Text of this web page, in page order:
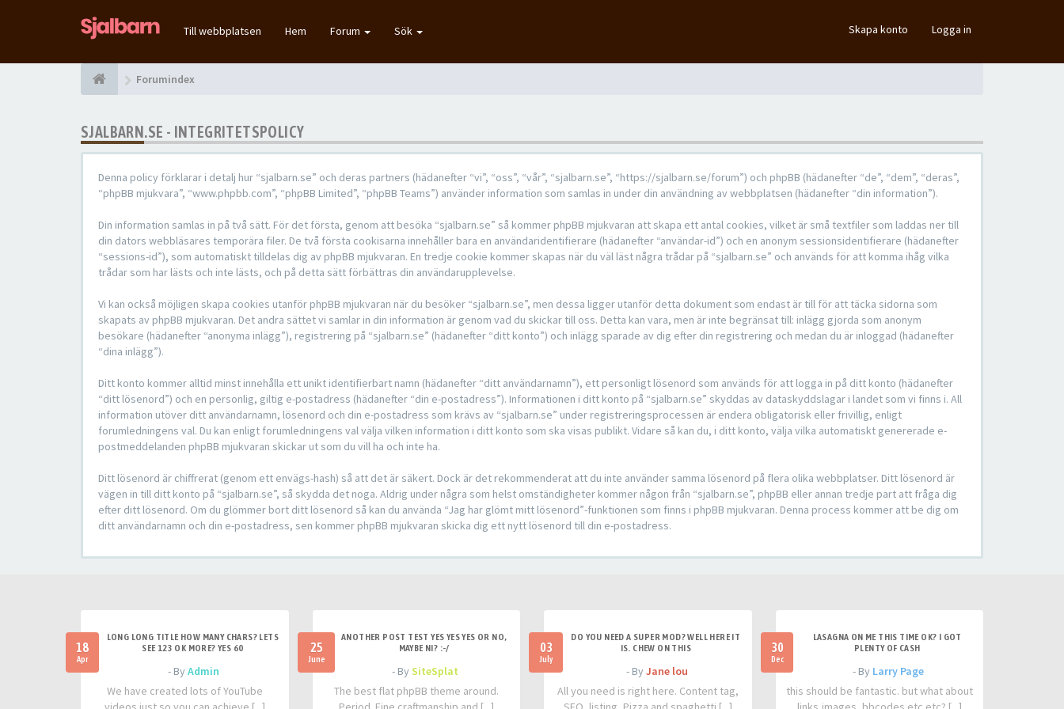
Till webbplatsen Hem Forum Sök Skapa konto Logga in
Forumindex
SJALBARN.SE - INTEGRITETSPOLICY
Denna policy förklarar i detalj hur “sjalbarn.se” och deras partners (hädanefter “vi”, “oss”, “vår”, “sjalbarn.se”, “https://sjalbarn.se/forum”) och phpBB (hädanefter “de”, “dem”, “deras”,
“phpBB mjukvara”, “www.phpbb.com”, “phpBB Limited”, “phpBB Teams”) använder information som samlas in under din användning av webbplatsen (hädanefter “din information”).
Din information samlas in på två sätt. För det första, genom att besöka “sjalbarn.se” så kommer phpBB mjukvaran att skapa ett antal cookies, vilket är små textfiler som laddas ner till
din dators webbläsares temporära filer. De två första cookisarna innehåller bara en användaridentifierare (hädanefter “användar-id”) och en anonym sessionsidentifierare (hädanefter
“sessions-id”), som automatiskt tilldelas dig av phpBB mjukvaran. En tredje cookie kommer skapas när du väl läst några trådar på “sjalbarn.se” och används för att komma ihåg vilka
trådar som har lästs och inte lästs, och på detta sätt förbättras din användarupplevelse.
Vi kan också möjligen skapa cookies utanför phpBB mjukvaran när du besöker “sjalbarn.se”, men dessa ligger utanför detta dokument som endast är till för att täcka sidorna som
skapats av phpBB mjukvaran. Det andra sättet vi samlar in din information är genom vad du skickar till oss. Detta kan vara, men är inte begränsat till: inlägg gjorda som anonym
besökare (hädanefter “anonyma inlägg”), registrering på “sjalbarn.se” (hädanefter “ditt konto”) och inlägg sparade av dig efter din registrering och medan du är inloggad (hädanefter
“dina inlägg”).
Ditt konto kommer alltid minst innehålla ett unikt identifierbart namn (hädanefter “ditt användarnamn”), ett personligt lösenord som används för att logga in på ditt konto (hädanefter
“ditt lösenord”) och en personlig, giltig e-postadress (hädanefter “din e-postadress”). Informationen i ditt konto på “sjalbarn.se” skyddas av dataskyddslagar i landet som vi finns i. All
information utöver ditt användarnamn, lösenord och din e-postadress som krävs av “sjalbarn.se” under registreringsprocessen är endera obligatorisk eller frivillig, enligt
forumledningens val. Du kan enligt forumledningens val välja vilken information i ditt konto som ska visas publikt. Vidare så kan du, i ditt konto, välja vilka automatiskt genererade e-
postmeddelanden phpBB mjukvaran skickar ut som du vill ha och inte ha.
Ditt lösenord är chiffrerat (genom ett envägs-hash) så att det är säkert. Dock är det rekommenderat att du inte använder samma lösenord på flera olika webbplatser. Ditt lösenord är
vägen in till ditt konto på “sjalbarn.se”, så skydda det noga. Aldrig under några som helst omständigheter kommer någon från “sjalbarn.se”, phpBB eller annan tredje part att fråga dig
efter ditt lösenord. Om du glömmer bort ditt lösenord så kan du använda “Jag har glömt mitt lösenord”-funktionen som finns i phpBB mjukvaran. Denna process kommer att be dig om
ditt användarnamn och din e-postadress, sen kommer phpBB mjukvaran skicka dig ett nytt lösenord till din e-postadress.
18
Apr
LONG LONG TITLE HOW MANY CHARS? LETS
SEE 123 OK MORE? YES 60
- ByAdmin
We have created lots of YouTube
25
June
ANOTHER POST TEST YES YES YES OR NO,
MAYBE NI? :-/
- BySiteSplat
The best flat phpBB theme around.
03
July
DO YOU NEED A SUPER MOD? WELL HERE IT
IS. CHEW ON THIS
- By Jane lou
All you need is right here. Content tag,
30
Dec
LASAGNA ON ME THIS TIME OK? I GOT
PLENTY OF CASH
- By Larry Page
this should be fantastic. but what about